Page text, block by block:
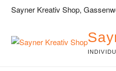
SkipSayner Kreativ Shop,